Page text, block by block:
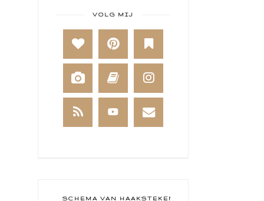
BAKKEN
BEESTENBOEL
BOEKEN
BREIEN
BRUSHO
VOLG MIJ
SCHEMA VAN HAAKSTEKEN